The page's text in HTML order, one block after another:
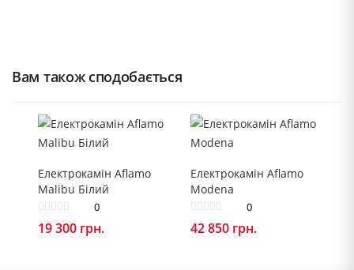
Вам також сподобається
Електрокамін Aflamo
Malibu Білий
0
19 300 грн.
Електрокамін Aflamo
Modena
0
42 850 грн.